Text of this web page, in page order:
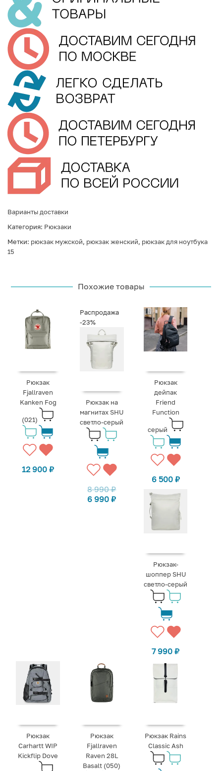
Варианты доставки
Категория: Рюкзаки
Метки: рюкзак мужской, рюкзак женский, рюкзак для ноутбука
15
Похожие товары
Рюкзак
Fjallraven
Kanken Fog
(021)
12 900₽
Распродажа
-23%
Рюкзак на
магнитах SHU
светло-серый
8 990₽
6 990₽
Рюкзак
дейпак
Friend
Function
серый
6 500 ₽
Рюкзак-
шоппер SHU
светло-серый
7 990₽
Рюкзак
Carhartt WIP
Kickflip Dove
Рюкзак
Fjallraven
Raven 28L
Basalt (050)
Рюкзак Rains
Classic Ash